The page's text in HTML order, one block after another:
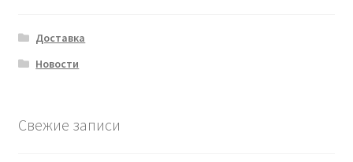
Доставка
Новости
Свежие записи